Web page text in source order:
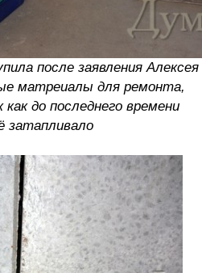
после заявления Алексея
матреиалы для ремонта,
до последнего времени
затапливало